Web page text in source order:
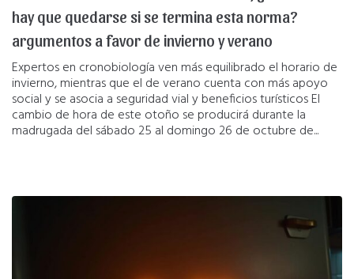
hay que quedarse si se termina esta norma?
argumentos a favor de invierno y verano
Expertos en cronobiología ven más equilibrado el horario de
invierno, mientras que el de verano cuenta con más apoyo
social y se asocia a seguridad vial y beneficios turísticos El
cambio de hora de este otoño se producirá durante la
madrugada del sábado 25 al domingo 26 de octubre de...